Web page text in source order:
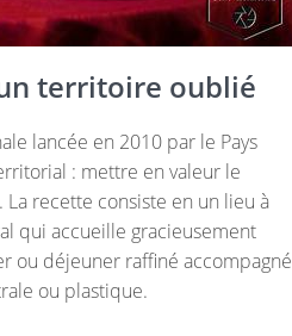
territoire oublié
lancée en 2010 par le Pays
: mettre en valeur le
recette consiste en un lieu à
qui accueille gracieusement
ou déjeuner raffiné accompagné
ou plastique.